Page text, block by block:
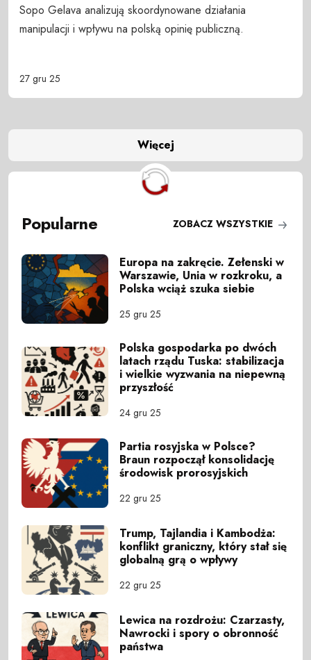
Sopo Gelava analizują skoordynowane działania
manipulacji i wpływu na polską opinię publiczną.
27 gru 25
Więcej
Popularne ZOBACZ WSZYSTKIE
Europa na zakręcie. Zełenski w
Warszawie, Unia w rozkroku, a
Polska wciąż szuka siebie
25 gru 25
Polska gospodarka po dwóch
latach rządu Tuska: stabilizacja
i wielkie wyzwania na niepewną
przyszłość
24 gru 25
Partia rosyjska w Polsce?
Braun rozpoczął konsolidację
środowisk prorosyjskich
22 gru 25
Trump, Tajlandia i Kambodża:
konflikt graniczny, który stał się
globalną grą o wpływy
22 gru 25
Lewica na rozdrożu: Czarzasty,
Nawrocki i spory o obronność
państwa